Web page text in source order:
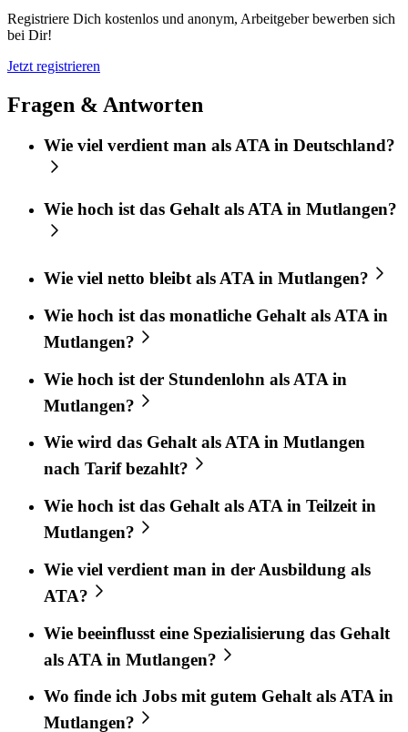
Registriere Dich kostenlos und anonym, Arbeitgeber bewerben sich
bei Dir!
Jetzt registrieren
Fragen & Antworten
Wie viel verdient man als ATA in Deutschland?
Wie hoch ist das Gehalt als ATA in Mutlangen?
Wie viel netto bleibt als ATA in Mutlangen?
Wie hoch ist das monatliche Gehalt als ATA in
Mutlangen?
Wie hoch ist der Stundenlohn als ATA in
Mutlangen?
Wie wird das Gehalt als ATA in Mutlangen
nach Tarif bezahlt?
Wie hoch ist das Gehalt als ATA in Teilzeit in
Mutlangen?
Wie viel verdient man in der Ausbildung als
ATA?
Wie beeinflusst eine Spezialisierung das Gehalt
als ATA in Mutlangen?
Wo finde ich Jobs mit gutem Gehalt als ATA in
Mutlangen?